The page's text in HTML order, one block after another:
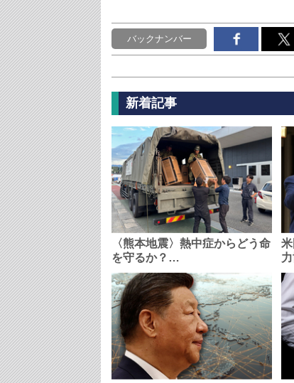
バックナンバー
新着記事
〈熊本地震〉熱中症からどう命
を守るか？…